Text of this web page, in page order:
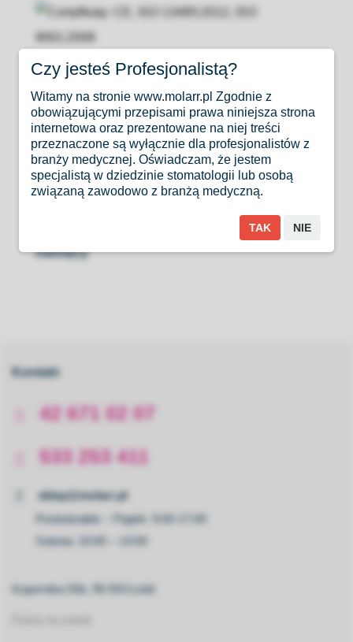
Instrumenty Orimed objęte są programami:
Kontakt
42 671 02 07
533 253 411
sklep@molarr.pl
Poniedziałek – Piątek: 9:00-17:00
Sobota: 10:00 – 14:00
Kopernika 55b, 90-553 Łódź
Czy jesteś Profesjonalistą?
Witamy na stronie www.molarr.pl Zgodnie z
obowiązującymi przepisami prawa niniejsza strona
internetowa oraz prezentowane na niej treści
przeznaczone są wyłącznie dla profesjonalistów z
branży medycznej. Oświadczam, że jestem
specjalistą w dziedzinie stomatologii lub osobą
związaną zawodowo z branżą medyczną.
TAK NIE